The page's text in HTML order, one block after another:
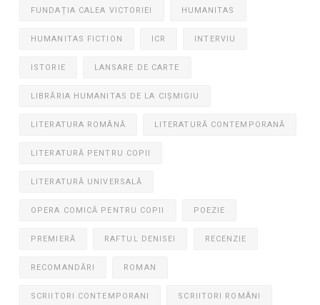
FUNDAȚIA CALEA VICTORIEI HUMANITAS
HUMANITAS FICTION ICR INTERVIU
ISTORIE LANSARE DE CARTE
LIBRĂRIA HUMANITAS DE LA CIȘMIGIU
LITERATURA ROMÂNĂ LITERATURĂ CONTEMPORANĂ
LITERATURĂ PENTRU COPII
LITERATURĂ UNIVERSALĂ
OPERA COMICĂ PENTRU COPII POEZIE
PREMIERĂ RAFTUL DENISEI RECENZIE
RECOMANDĂRI ROMAN
SCRIITORI CONTEMPORANI SCRIITORI ROMÂNI